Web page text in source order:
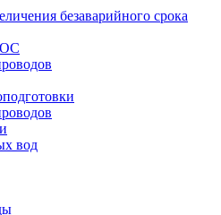
безаварийного срока
вод